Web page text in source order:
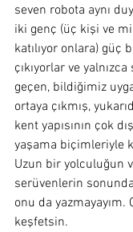
seven robota aynı
iki genç (üç kişi ve
katılıyor onlara) güç
çıkıyorlar ve
geçen, bildiğimiz
ortaya çıkmış,
kent yapısının çok
yaşama biçimleriyle
Uzun bir yolculuğun
serüvenlerin
onu da yazmayayım.
keşfetsin.